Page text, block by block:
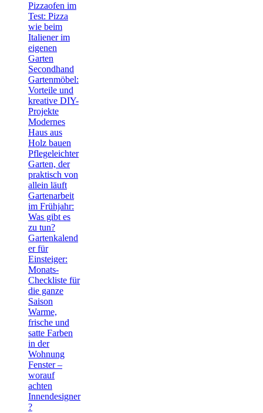
Pizzaofen im
Test: Pizza
wie beim
Italiener im
eigenen
Garten
Secondhand
Gartenmöbel:
Vorteile und
kreative DIY-
Projekte
Modernes
Haus aus
Holz bauen
Pflegeleichter
Garten, der
praktisch von
allein läuft
Gartenarbeit
im Frühjahr:
Was gibt es
zu tun?
Gartenkalend
er für
Einsteiger:
Monats-
Checkliste für
die ganze
Saison
Warme,
frische und
satte Farben
in der
Wohnung
Fenster –
worauf
achten
Innendesigner
?